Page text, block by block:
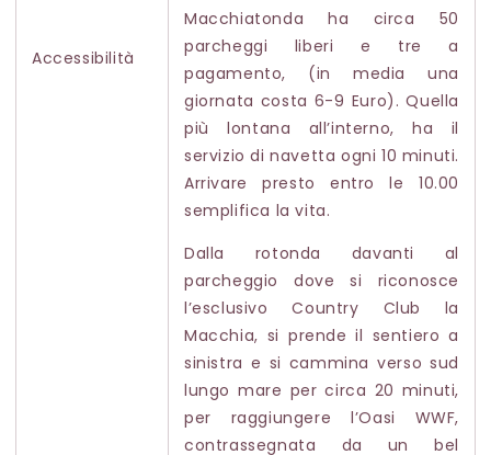
Accessibilità
Macchiatonda ha circa 50
parcheggi liberi e tre a
pagamento, (in media una
giornata costa 6-9 Euro). Quella
più lontana all’interno, ha il
servizio di navetta ogni 10 minuti.
Arrivare presto entro le 10.00
semplifica la vita.
Dalla rotonda davanti al
parcheggio dove si riconosce
l’esclusivo Country Club la
Macchia, si prende il sentiero a
sinistra e si cammina verso sud
lungo mare per circa 20 minuti,
per raggiungere l’Oasi WWF,
contrassegnata da un bel